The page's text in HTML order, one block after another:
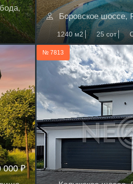
Боровское шоссе,
1240 м2 25 сот
000 ₽
№ 7813